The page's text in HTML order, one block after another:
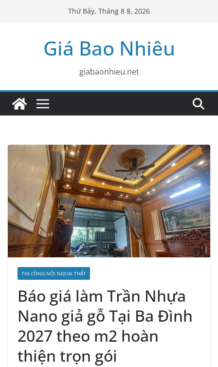
Thứ Bảy, Tháng 8 8, 2026
Giá Bao Nhiêu
giabaonhieu.net
THI CÔNG NỘI NGOẠI THẤT
Báo giá làm Trần Nhựa
Nano giả gỗ Tại Ba Đình
2027 theo m2 hoàn
thiện trọn gói